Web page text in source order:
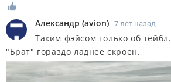
Александр (avion) 7 лет назад
Таким фэйсом только об тейбл.
"Брат" гораздо ладнее скроен.